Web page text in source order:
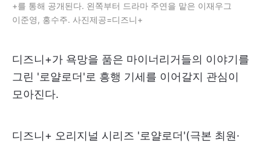
+를 통해 공개된다. 왼쪽부터 드라마 주연을 맡은 이재우그
이준영, 홍수주. 사진제공=디즈니+
디즈니+가 욕망을 품은 마이너리거들의 이야기를
그린 '로얄로더'로 흥행 기세를 이어갈지 관심이
모아진다.
디즈니+ 오리지널 시리즈 '로얄로더'(극본 최원·